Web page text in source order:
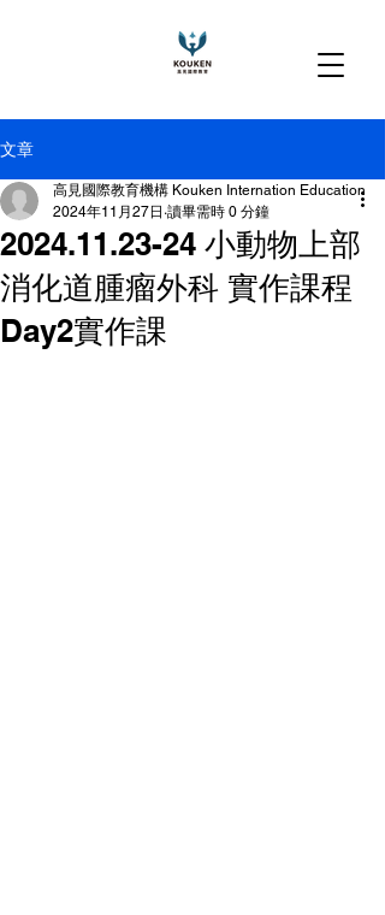
文章
2024.11.23-24 小動物上部
消化道腫瘤外科 實作課程
Day2實作課
高見國際教育機構 Kouken Internation Education
2024年11月27日 讀畢需時 0 分鐘